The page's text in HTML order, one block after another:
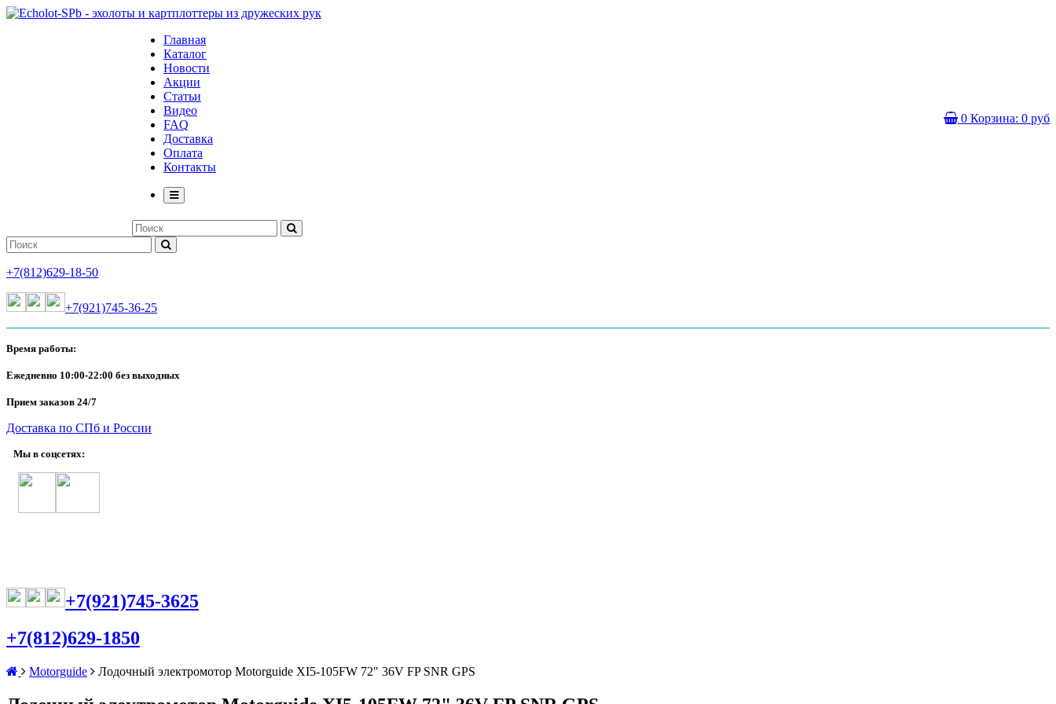
Главная
Каталог
Новости
Акции
Статьи
Видео
FAQ
Доставка
Оплата
Контакты
0 Корзина: 0 руб
+7(812)629-18-50
+7(921)745-36-25
Время работы:
Ежедневно 10:00-22:00 без выходных
Прием заказов 24/7
Доставка по СПб и России
Мы в соцсетях:
+7(921)745-3625
+7(812)629-1850
Motorguide Лодочный электромотор Motorguide XI5-105FW 72" 36V FP SNR GPS